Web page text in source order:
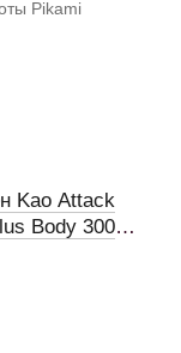
Kao Attack
Body 300